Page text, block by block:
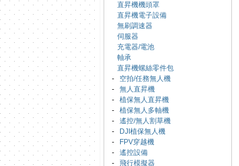
直昇機機頭罩
直昇機電子設備
無刷調速器
伺服器
充電器/電池
軸承
直昇機螺絲零件包
- 空拍/任務無人機
- 無人直昇機
- 植保無人直昇機
- 植保無人多軸機
- 遙控/無人割草機
-
DJI植保無人機
-
FPV穿越機
- 遙控設備
- 飛行模擬器